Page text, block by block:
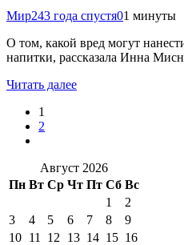
Мир243 года спустя01 минуты
О том, какой вред могут
напитки, рассказала Инна
Читать далее
1
2
Август 2026
Пн Вт Ср Чт Пт Сб Вс
1
2
3
4 5 6 7 8
9
10 11 12 13 14 15 16